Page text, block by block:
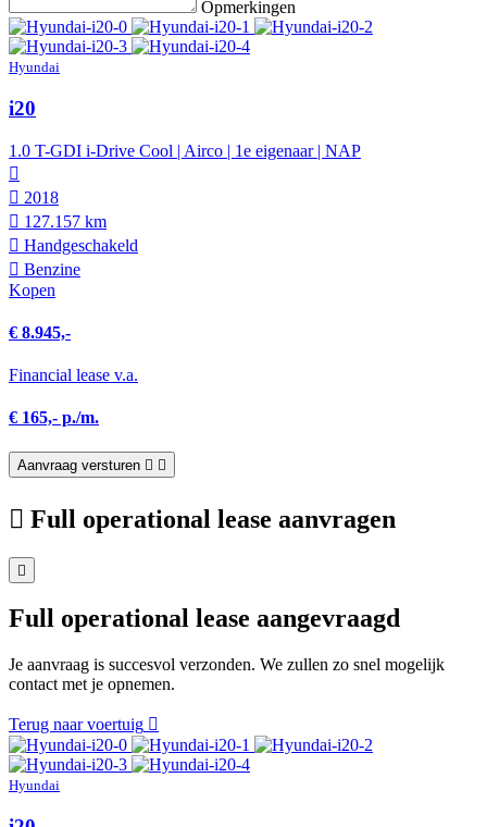
Opmerkingen
Hyundai
i20
1.0 T-GDI i-Drive Cool | Airco | 1e eigenaar | NAP
2018
127.157 km
Hand­geschakeld
Benzine
Kopen
€ 8.945,-
Financial lease v.a.
€ 165,- p./m.
Aanvraag versturen
Full operational lease aanvragen
Full operational lease aangevraagd
Je aanvraag is succesvol verzonden. We zullen zo snel mogelijk
contact met je opnemen.
Terug naar voertuig
Hyundai